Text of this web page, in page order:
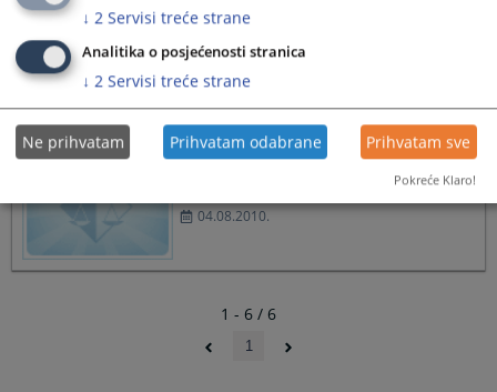
Komunikacija elektronskom poštom
19.11.2013.
Zakon o slobodi pristupa
04.08.2010.
1 - 6 / 6
1
↓ 2 Servisi treće strane
Analitika o posjećenosti stranica
↓ 2 Servisi treće strane
Ne prihvatam Prihvatam odabrane Prihvatam sve
Pokreće Klaro!